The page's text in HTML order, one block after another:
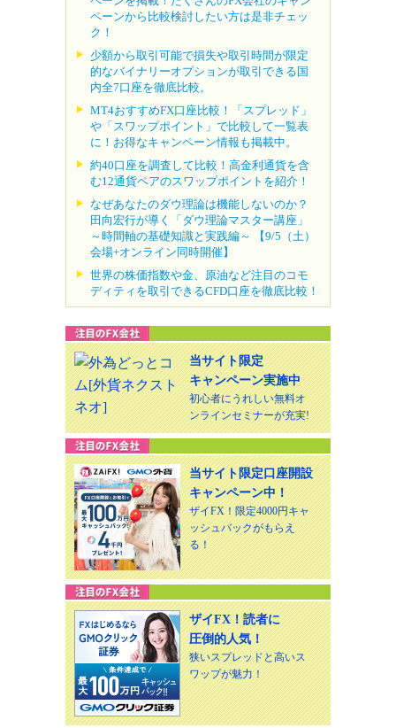
ペーンから比較検討したい方は是非チェッ
ク！
少額から取引可能で損失や取引時間が限定
的なバイナリーオプションが取引できる国
内全7口座を徹底比較。
MT4おすすめFX口座比較！「スプレッド」
や「スワップポイント」で比較して一覧表
に！お得なキャンペーン情報も掲載中。
約40口座を調査して比較！高金利通貨を含
む12通貨ペアのスワップポイントを紹介！
なぜあなたのダウ理論は機能しないのか？
田向宏行が導く「ダウ理論マスター講座」
～時間軸の基礎知識と実践編～ 【9/5（土）
会場+オンライン同時開催】
世界の株価指数や金、原油など注目のコモ
ディティを取引できるCFD口座を徹底比較！
当サイト限定
キャンペーン実施中
初心者にうれしい無料オ
ンラインセミナーが充実!
当サイト限定口座開設
キャンペーン中！
ザイFX！限定4000円キャ
ッシュバックがもらえ
る！
ザイFX！読者に
圧倒的人気！
狭いスプレッドと高いス
ワップが魅力！